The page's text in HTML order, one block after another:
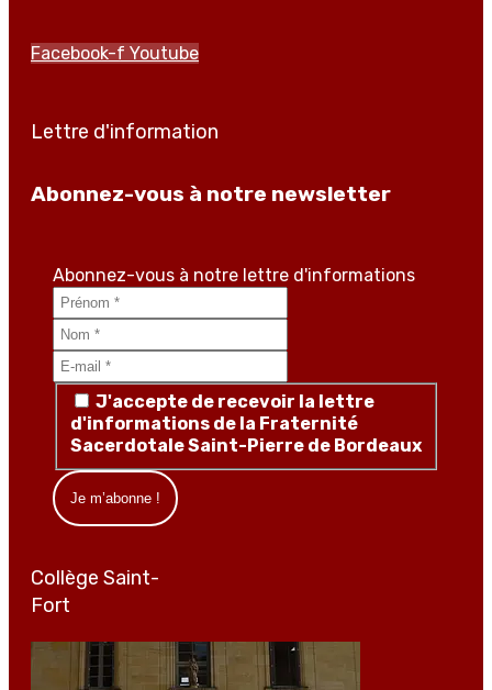
Facebook-f Youtube
Lettre d'information
Abonnez-vous à notre newsletter
Abonnez-vous à notre lettre d'informations
J'accepte de recevoir la lettre
d'informations de la Fraternité
Sacerdotale Saint-Pierre de Bordeaux
Collège Saint-
Fort